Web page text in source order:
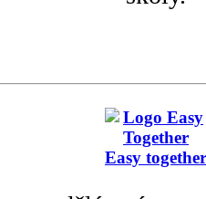
Easy together